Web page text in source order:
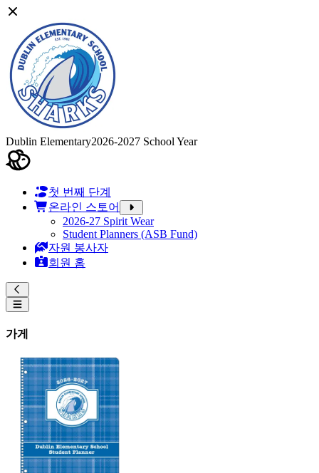
Dublin Elementary2026-2027 School Year
첫 번째 단계
온라인 스토어
2026-27 Spirit Wear
Student Planners (ASB Fund)
자원 봉사자
회원 홈
가게